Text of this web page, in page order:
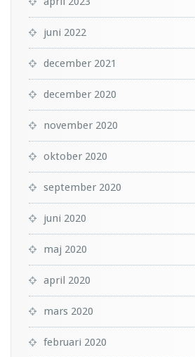
juni 2022
december 2021
december 2020
november 2020
oktober 2020
september 2020
juni 2020
maj 2020
april 2020
mars 2020
februari 2020